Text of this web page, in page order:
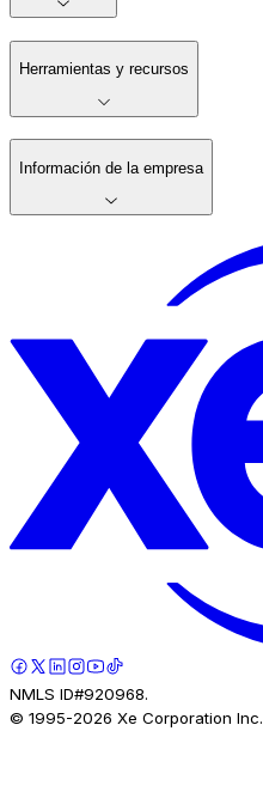
Herramientas y recursos
Información de la empresa
NMLS ID#920968.
© 1995-2026 Xe Corporation Inc.